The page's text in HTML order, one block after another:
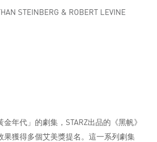
STEINBERG & ROBERT LEVINE
年代」的劇集，STARZ出品的《黑帆》
果獲得多個艾美獎提名。這一系列劇集